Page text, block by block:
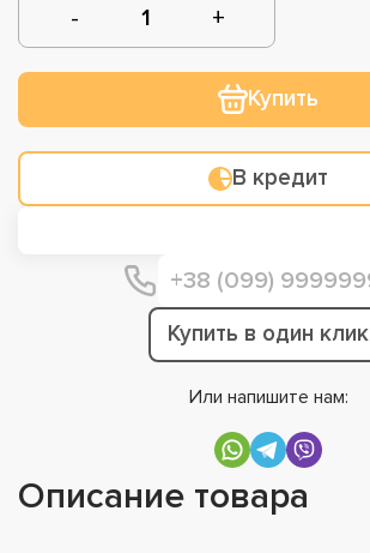
Купить
В кредит
Купить в один клик
Или напишите нам:
Описание товара